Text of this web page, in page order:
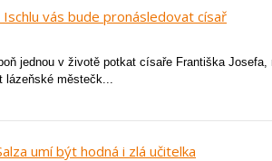
Ischlu vás bude pronásledovat císař
jednou v životě potkat císaře Františka
lázeňské městečk...
umí být hodná i zlá učitelka